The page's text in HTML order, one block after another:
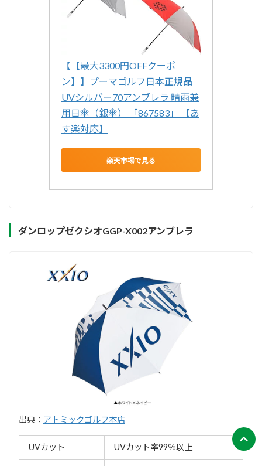
【【最大3300円OFFクーポ
ン】】プーマゴルフ日本正規品
UVシルバー70アンブレラ 晴雨兼
用日傘（銀傘） 「867583」 【あ
す楽対応】
楽天市場で見る
ダンロップゼクシオGGP-X002アンブレラ
出典： アトミックゴルフ本店
UVカット UVカット率99％以上